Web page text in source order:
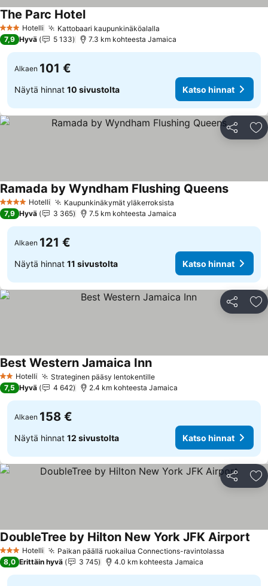
3 Tähtiluokitus
Hotelli Kattobaari kaupunkinäköalalla
The Parc HotelKatso hinnat
7,9 Hyvä 5 133 7.3 km kohteesta Jamaica
Alkaen 101 €
Näytä hinnat 10 sivustolta Katso hinnat
Jaa
4 Tähtiluokitus
Hotelli Kaupunkinäkymät yläkerroksista
Ramada by Wyndham Flushing QueensKatso
7,9 Hyvä 3 365 7.5 km kohteesta Jamaica
Alkaen 121 €
Näytä hinnat 11 sivustolta Katso hinnat
Jaa
2 Tähtiluokitus
Hotelli Strateginen pääsy lentokentilleKatso hinnat
Best Western Jamaica InnKatso hinnat
7,5 Hyvä 4 642 2.4 km kohteesta Jamaica
Alkaen 158 €
Näytä hinnat 12 sivustolta Katso hinnat
Jaa
3 Tähtiluokitus
Hotelli Paikan päällä ruokailua Connections-ravintolassa
DoubleTree by Hilton New York JFK Airport
8,0 Erittäin hyvä 3 745 4.0 km kohteesta Jamaica